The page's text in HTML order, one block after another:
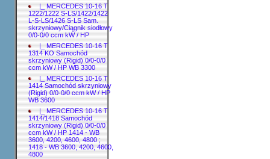
|_ MERCEDES 10-16 T
1222/1222 S-LS/1422/1422
L-S-LS/1426 S-LS Sam.
skrzyniowy/Ciągnik siodłowy
0/0-0/0 ccm kW / HP
|_ MERCEDES 10-16 T
1314 KO Samochód
skrzyniowy (Rigid) 0/0-0/0
ccm kW / HP WB 3300
|_ MERCEDES 10-16 T
1414 Samochód skrzyniowy
(Rigid) 0/0-0/0 ccm kW / HP
WB 3600
|_ MERCEDES 10-16 T
1414/1418 Samochód
skrzyniowy (Rigid) 0/0-0/0
ccm kW / HP 1414 - WB
3600, 4200, 4600, 4800 ;
1418 - WB 3600, 4200, 4600,
4800